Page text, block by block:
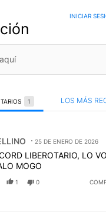
INICIAR
1 LOS MÁS
25 DE ENERO DE 2026
LIBEROTARIO, LO
MOGO
1 0